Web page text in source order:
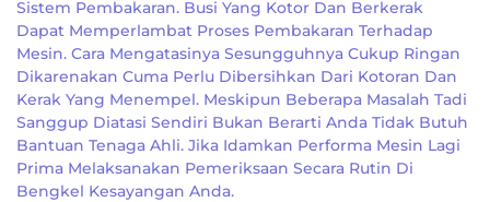
Sistem Pembakaran. Busi Yang Kotor Dan Berkerak
Dapat Memperlambat Proses Pembakaran Terhadap
Mesin. Cara Mengatasinya Sesungguhnya Cukup Ringan
Dikarenakan Cuma Perlu Dibersihkan Dari Kotoran Dan
Kerak Yang Menempel. Meskipun Beberapa Masalah Tadi
Sanggup Diatasi Sendiri Bukan Berarti Anda Tidak Butuh
Bantuan Tenaga Ahli. Jika Idamkan Performa Mesin Lagi
Prima Melaksanakan Pemeriksaan Secara Rutin Di
Bengkel Kesayangan Anda.